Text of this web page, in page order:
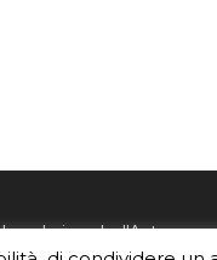
rubrica de